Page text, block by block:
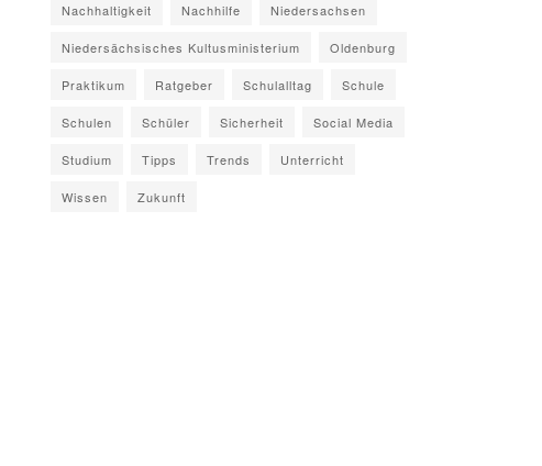
Nachhaltigkeit Nachhilfe Niedersachsen
Niedersächsisches Kultusministerium Oldenburg
Praktikum Ratgeber Schulalltag Schule
Schulen Schüler Sicherheit Social Media
Studium Tipps Trends Unterricht
Wissen Zukunft